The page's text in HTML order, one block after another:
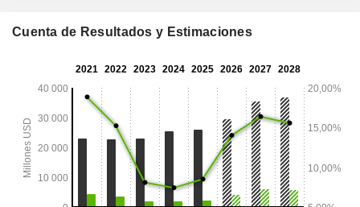
Cuenta de Resultados y Estimaciones